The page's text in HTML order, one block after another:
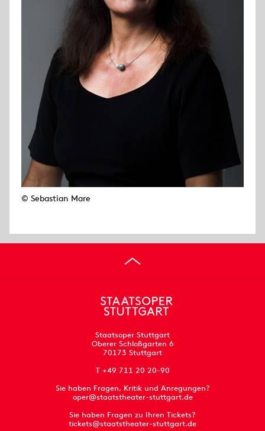
© Sebastian Mare
Staatsoper Stuttgart
Oberer Schloßgarten 6
70173 Stuttgart
T +49 711 20 20-90
Sie haben Fragen, Kritik und Anregungen?
oper@staatstheater-stuttgart.de
Sie haben Fragen zu Ihren Tickets?
tickets@staatstheater-stuttgart.de